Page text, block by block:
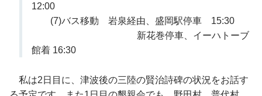
12:00
(7)バス移動 岩泉経由、盛岡駅停車 15:30
新花巻停車、イーハトーブ
館着 16:30
私は2日目に、津波後の三陸の賢治詩碑の状況をお話す